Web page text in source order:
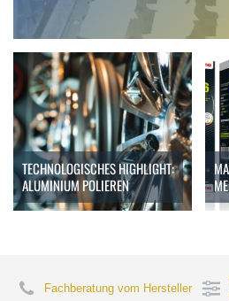
TECHNOLOGISCHES HIGHLIGHT:
ALUMINIUM POLIEREN
Fachberatung vom Hersteller